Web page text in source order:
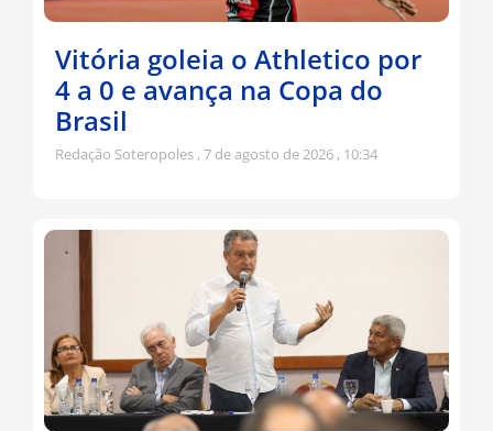
Vitória goleia o Athletico por
4 a 0 e avança na Copa do
Brasil
Redação Soteropoles 7 de agosto de 2026 10:34